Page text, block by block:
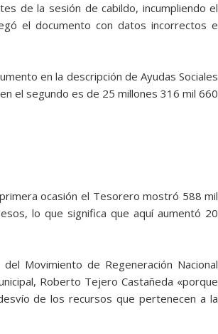
de la sesión de cabildo, incumpliendo el
el documento con datos incorrectos e
en la descripción de Ayudas Sociales
el segundo es de 25 millones 316 mil 660
ocasión el Tesorero mostró 588 mil
lo que significa que aquí aumentó 20
Movimiento de Regeneración Nacional
Roberto Tejero Castañeda «porque
de los recursos que pertenecen a la